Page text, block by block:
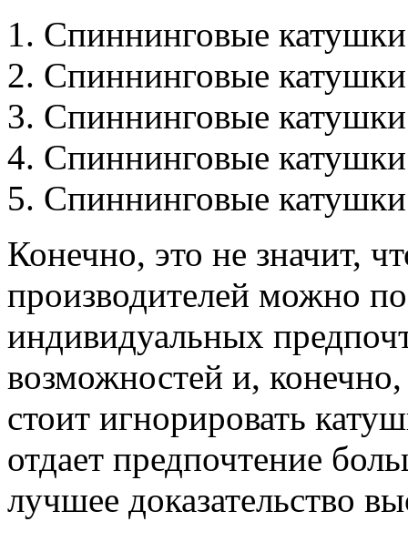
Спиннинговые
Спиннинговые
Спиннинговые
Спиннинговые
Спиннинговые
Конечно, это не значит,
производителей можно
индивидуальных
возможностей и,
стоит игнорировать
отдает предпочтение
лучшее доказательство